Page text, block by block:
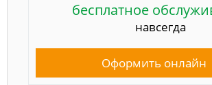
бесплатное
навсегда
Оформить онлайн